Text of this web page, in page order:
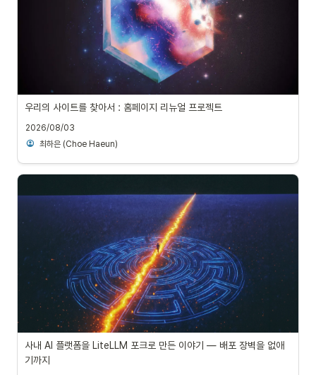
우리의 사이트를 찾아서 : 홈페이지 리뉴얼 프로젝트
2026/08/03
최하은 (Choe Haeun)
사내 AI 플랫폼을 LiteLLM 포크로 만든 이야기 — 배포 장벽을 없애
기까지